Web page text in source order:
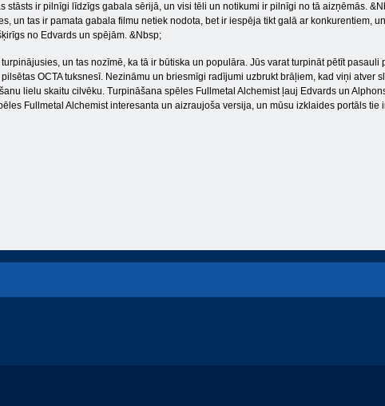
stāsts ir pilnīgi līdzīgs gabala sērijā, un visi tēli un notikumi ir pilnīgi no tā aizņēmās.
un tas ir pamata gabala filmu netiek nodota, bet ir iespēja tikt galā ar konkurentiem,
no Edvards un spējām. &Nbsp;
un tas nozīmē, ka tā ir būtiska un populāra. Jūs varat turpināt pētīt
OCTA tuksnesī. Nezināmu un briesmīgi radījumi uzbrukt brāļiem, kad viņi atver
lielu skaitu cilvēku. Turpināšana spēles Fullmetal Alchemist ļauj Edvards un
Fullmetal Alchemist interesanta un aizraujoša versija, un mūsu izklaides portāls tie